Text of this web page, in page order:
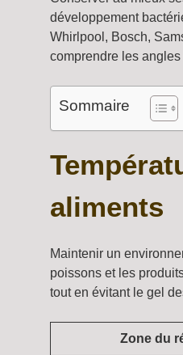
développement
Whirlpool, Bosch,
comprendre les
Sommaire
aliments
Maintenir un
poissons et les
tout en évitant le gel
Zone du